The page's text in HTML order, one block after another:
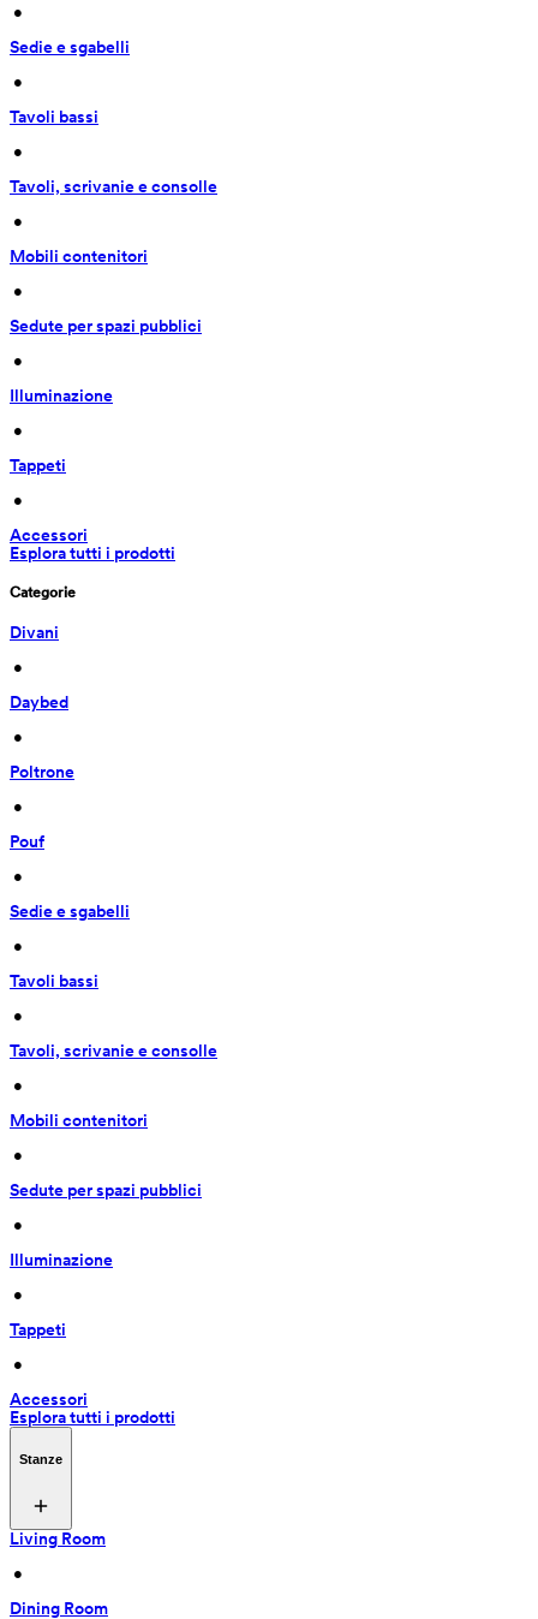
•
Sedie e sgabelli
•
Tavoli bassi
•
Tavoli, scrivanie e consolle
•
Mobili contenitori
•
Sedute per spazi pubblici
•
Illuminazione
•
Tappeti
•
Accessori
Esplora tutti i prodotti
Categorie
Divani
•
Daybed
•
Poltrone
•
Pouf
•
Sedie e sgabelli
•
Tavoli bassi
•
Tavoli, scrivanie e consolle
•
Mobili contenitori
•
Sedute per spazi pubblici
•
Illuminazione
•
Tappeti
•
Accessori
Esplora tutti i prodotti
Stanze
Living Room
•
Dining Room